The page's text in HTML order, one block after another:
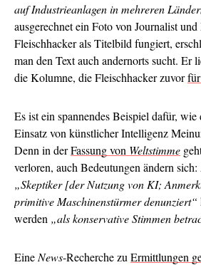
auf Industrieanlagen in mehreren
ausgerechnet ein Foto von Journalist
Fleischhacker als Titelbild fungiert,
man den Text auch andernorts sucht. Er
die Kolumne, die Fleischhacker zuvorfür
Es ist ein spannendes Beispiel dafür,
Einsatz von künstlicher Intelligenz
Denn in derFassung von Weltstimme
verloren, auch Bedeutungen ändern
„Skeptiker [der Nutzung von KI;
primitive Maschinenstürmer denunziert“
werden „als konservative Stimmen
Eine News-Recherche zu Ermittlungen